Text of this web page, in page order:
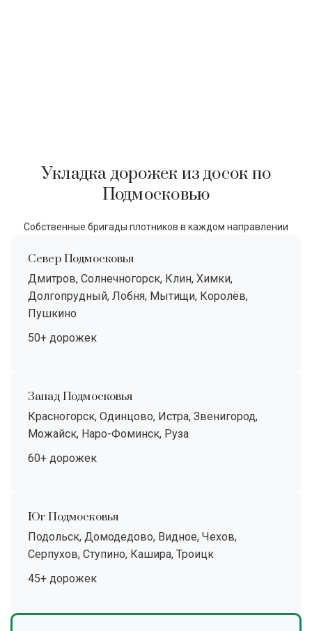
Укладка дорожек из досок по
Подмосковью
Собственные бригады плотников в каждом направлении
Север Подмосковья
Дмитров, Солнечногорск, Клин, Химки,
Долгопрудный, Лобня, Мытищи, Королёв,
Пушкино
50+ дорожек
Запад Подмосковья
Красногорск, Одинцово, Истра, Звенигород,
Можайск, Наро-Фоминск, Руза
60+ дорожек
Юг Подмосковья
Подольск, Домодедово, Видное, Чехов,
Серпухов, Ступино, Кашира, Троицк
45+ дорожек